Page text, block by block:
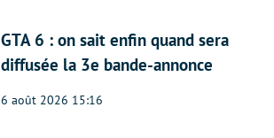
GTA 6 : on sait enfin quand sera
diffusée la 3e bande-annonce
6 août 2026 15:16